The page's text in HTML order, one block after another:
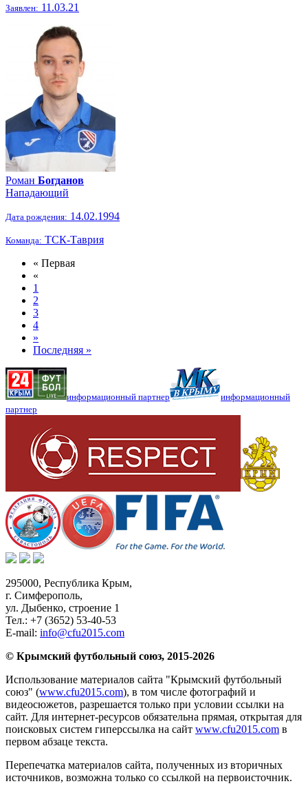
Заявлен: 11.03.21
Роман Богданов
Нападающий
Дата рождения: 14.02.1994
Команда: ТСК-Таврия
« Первая
«
1
2
3
4
»
Последняя »
информационный партнер
информационный
партнер
295000, Республика Крым,
г. Симферополь,
ул. Дыбенко, строение 1
Тел.: +7 (3652) 53-40-53
E-mail: info@cfu2015.com
© Крымский футбольный союз, 2015-2026
Использование материалов сайта "Крымский футбольный
союз" (www.cfu2015.com), в том числе фотографий и
видеосюжетов, разрешается только при условии ссылки на
сайт. Для интернет-ресурсов обязательна прямая, открытая для
поисковых систем гиперссылка на сайт www.cfu2015.com в
первом абзаце текста.
Перепечатка материалов сайта, полученных из вторичных
источников, возможна только со ссылкой на первоисточник.